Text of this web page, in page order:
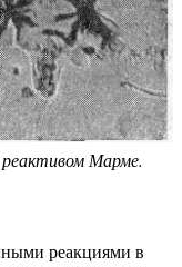
Марме.
реакциями в